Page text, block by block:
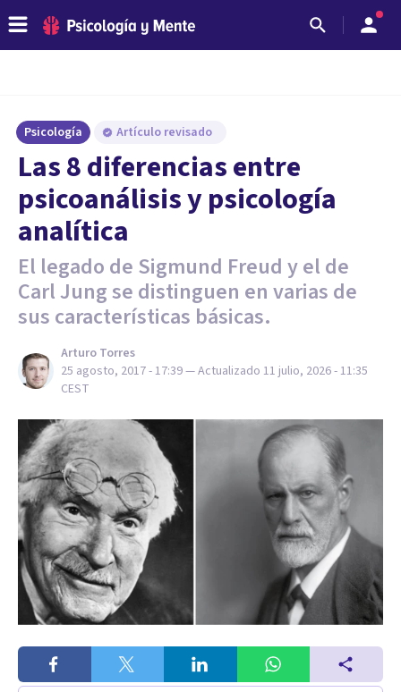
Psicología Artículo revisado
Las 8 diferencias entre
psicoanálisis y psicología
analítica
El legado de Sigmund Freud y el de
Carl Jung se distinguen en varias de
sus características básicas.
Arturo Torres
25 agosto, 2017 - 17:39— Actualizado 11 julio, 2026 - 11:35
CEST